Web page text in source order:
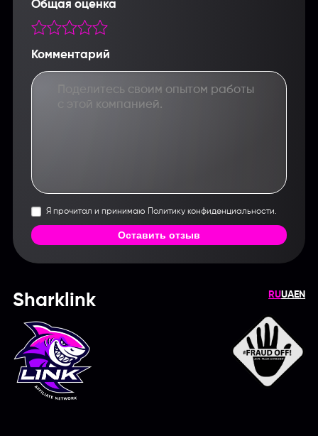
Общая оценка
Комментарий
Я прочитал и принимаю Политику конфиденциальности.
Оставить отзыв
Sharklink RUUAEN